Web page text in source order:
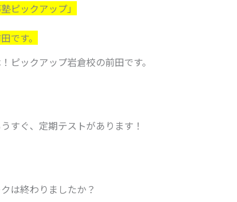
ピックアップ」
です。
ピックアップ岩倉校の前田です。
すぐ、定期テストがあります！
は終わりましたか？